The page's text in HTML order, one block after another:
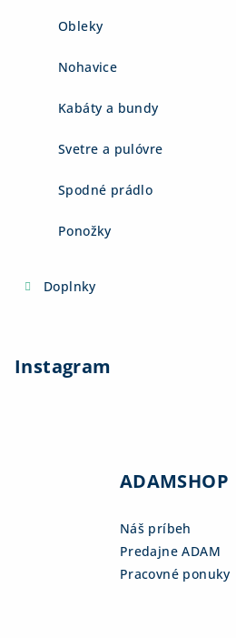
Obleky
Nohavice
Kabáty a bundy
Svetre a pulóvre
Spodné prádlo
Ponožky
Doplnky
Instagram
ADAMSHOP
Náš príbeh
Predajne ADAM
Pracovné ponuky